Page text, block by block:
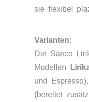
sie flexibel
Varianten:
Die Saeco
Modellen
und
(bereitet